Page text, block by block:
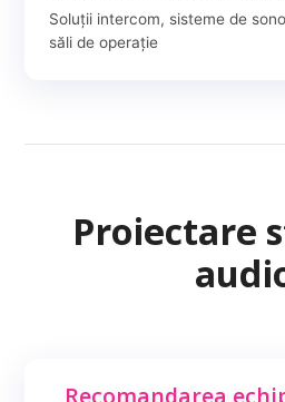
Soluții intercom, sisteme de
săli de operație
Proiectare